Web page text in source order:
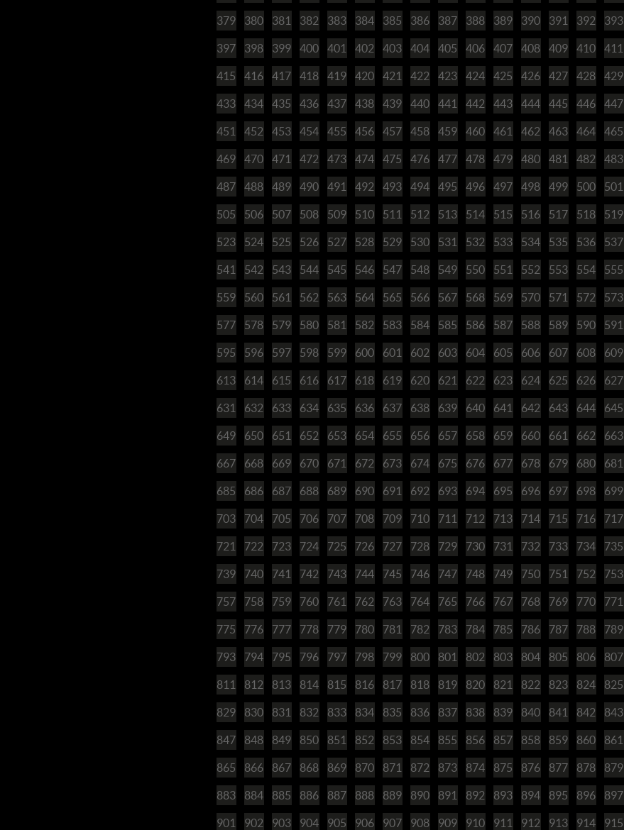
379 380 381 382 383 384 385 386 387 388 389 390 391 392 393
397 398 399 400 401 402 403 404 405 406 407 408 409 410 411
415 416 417 418 419 420 421 422 423 424 425 426 427 428 429
433 434 435 436 437 438 439 440 441 442 443 444 445 446 447
451 452 453 454 455 456 457 458 459 460 461 462 463 464 465
469 470 471 472 473 474 475 476 477 478 479 480 481 482 483
487 488 489 490 491 492 493 494 495 496 497 498 499 500 501
505 506 507 508 509 510 511 512 513 514 515 516 517 518 519
523 524 525 526 527 528 529 530 531 532 533 534 535 536 537
541 542 543 544 545 546 547 548 549 550 551 552 553 554 555
559 560 561 562 563 564 565 566 567 568 569 570 571 572 573
577 578 579 580 581 582 583 584 585 586 587 588 589 590 591
595 596 597 598 599 600 601 602 603 604 605 606 607 608 609
613 614 615 616 617 618 619 620 621 622 623 624 625 626 627
631 632 633 634 635 636 637 638 639 640 641 642 643 644 645
649 650 651 652 653 654 655 656 657 658 659 660 661 662 663
667 668 669 670 671 672 673 674 675 676 677 678 679 680 681
685 686 687 688 689 690 691 692 693 694 695 696 697 698 699
703 704 705 706 707 708 709 710 711 712 713 714 715 716 717
721 722 723 724 725 726 727 728 729 730 731 732 733 734 735
739 740 741 742 743 744 745 746 747 748 749 750 751 752 753
757 758 759 760 761 762 763 764 765 766 767 768 769 770 771
775 776 777 778 779 780 781 782 783 784 785 786 787 788 789
793 794 795 796 797 798 799 800 801 802 803 804 805 806 807
811 812 813 814 815 816 817 818 819 820 821 822 823 824 825
829 830 831 832 833 834 835 836 837 838 839 840 841 842 843
847 848 849 850 851 852 853 854 855 856 857 858 859 860 861
865 866 867 868 869 870 871 872 873 874 875 876 877 878 879
883 884 885 886 887 888 889 890 891 892 893 894 895 896 897
901 902 903 904 905 906 907 908 909 910 911 912 913 914 915